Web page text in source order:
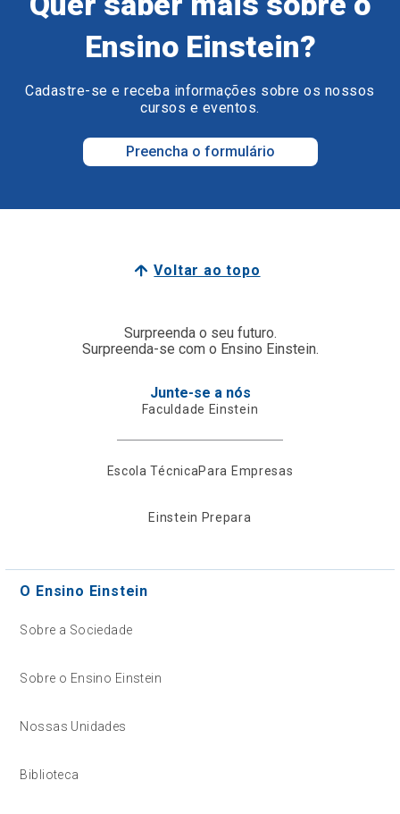
Ensino Einstein?
Cadastre-se e receba informações sobre os nossos
cursos e eventos.
Preencha o formulário
Voltar ao topo
Surpreenda o seu futuro.
Surpreenda-se com o Ensino Einstein.
Junte-se a nós
Faculdade Einstein
Escola TécnicaPara Empresas
Einstein Prepara
O Ensino Einstein
Sobre a Sociedade
Sobre o Ensino Einstein
Nossas Unidades
Biblioteca